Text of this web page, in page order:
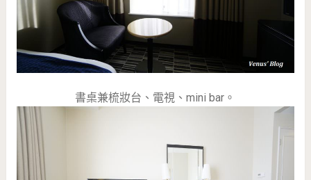
書桌兼梳妝台、電視、mini bar。